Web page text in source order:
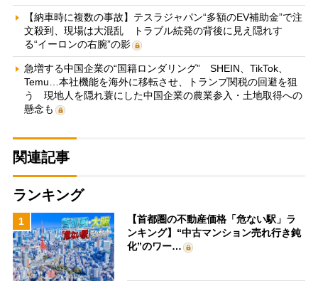
【納車時に複数の事故】テスラジャパン“多額のEV補助金”で注
文殺到、現場は大混乱 トラブル続発の背後に見え隠れす
る“イーロンの右腕”の影
急増する中国企業の“国籍ロンダリング” SHEIN、TikTok、
Temu…本社機能を海外に移転させ、トランプ関税の回避を狙
う 現地人を隠れ蓑にした中国企業の農業参入・土地取得への
懸念も
関連記事
ランキング
1
【首都圏の不動産価格「危ない駅」ラ
ンキング】“中古マンション売れ行き鈍
化”のワー…